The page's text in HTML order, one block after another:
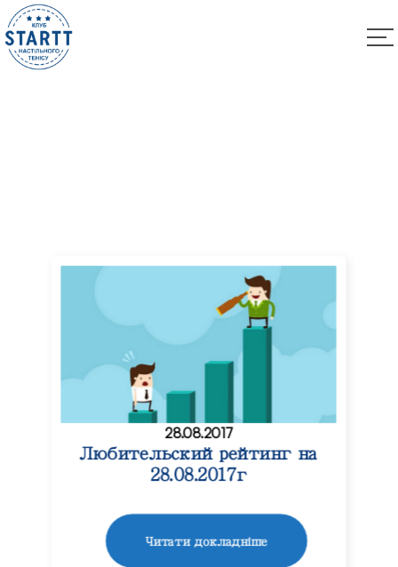
28.08.2017
Любительский рейтинг на
28.08.2017г
Читати докладніше